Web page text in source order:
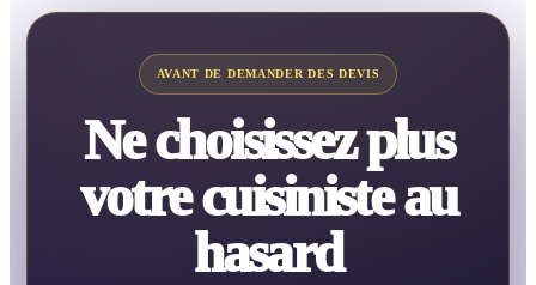
AVANT DE DEMANDER DES DEVIS
Ne choisissez plus
votre cuisiniste au
hasard